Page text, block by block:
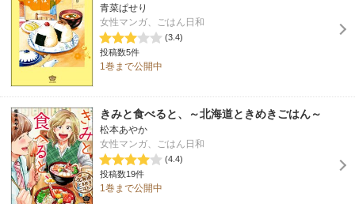
青菜ぱせり
女性マンガ、ごはん日和
(3.4)
投稿数5件
1巻まで公開中
きみと食べると、～北海道ときめきごはん～
松本あやか
女性マンガ、ごはん日和
(4.4)
投稿数19件
1巻まで公開中